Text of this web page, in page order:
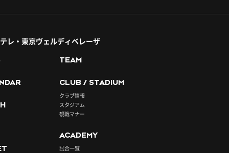
レ・東京ヴェルディベレーザ
TEAM
CLUB / STADIUM
クラブ情報
スタジアム
観戦マナー
ACADEMY
試合一覧